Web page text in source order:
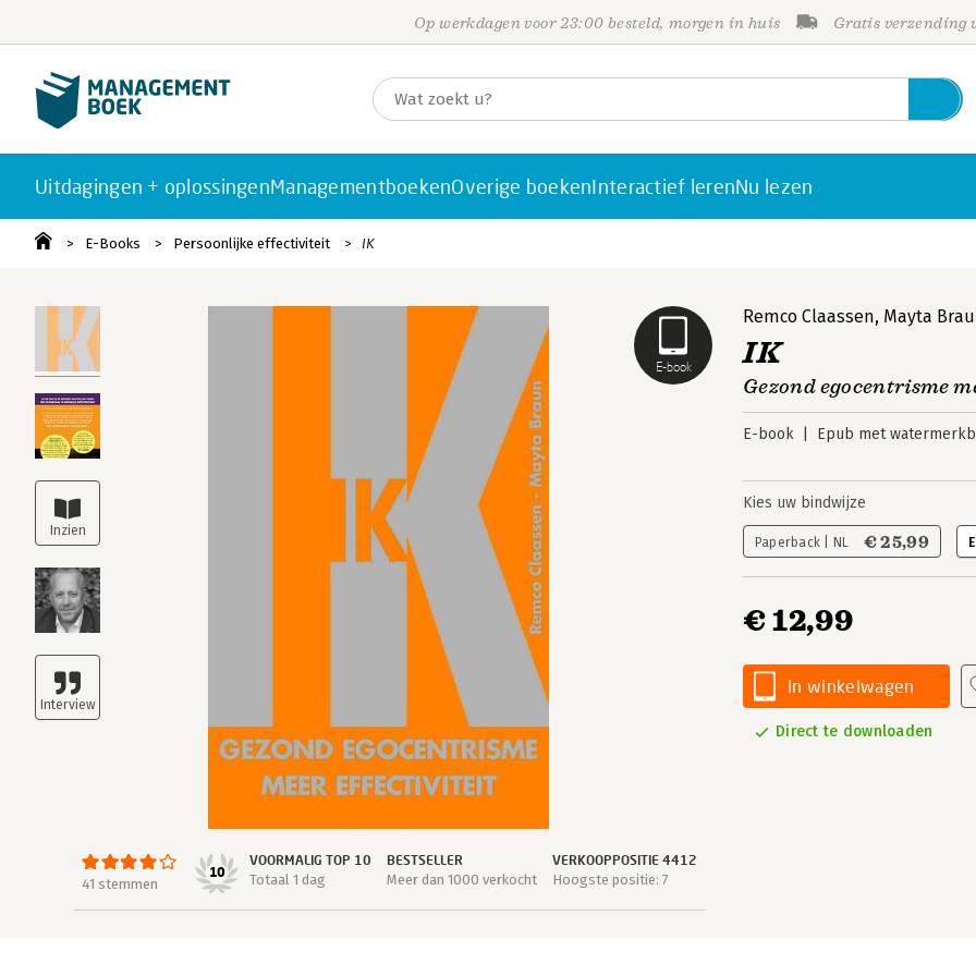
Op werkdagen voor 23:00 besteld, morgen in huis Gratis verzending
Uitdagingen + oplossingenManagementboekenOverige boekenInteractief lerenNu lezen
E-Books Persoonlijke effectiviteit IK
E-book
41 stemmen
10
VOORMALIG TOP 10
Totaal 1 dag
BESTSELLER
Meer dan 1000 verkocht
VERKOOPPOSITIE 4412
Hoogste positie: 7
Remco Claassen, Mayta
IK
Gezond egocentrisme
E-book Epub met
Kies uw bindwijze
Paperback | NL € 25,99
€ 12,99
In winkelwagen
Direct te downloaden